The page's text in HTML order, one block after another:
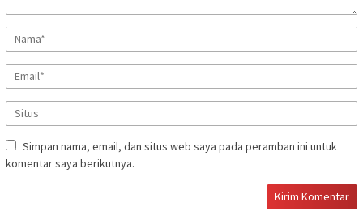
Simpan nama, email, dan situs web saya pada peramban ini untuk
komentar saya berikutnya.